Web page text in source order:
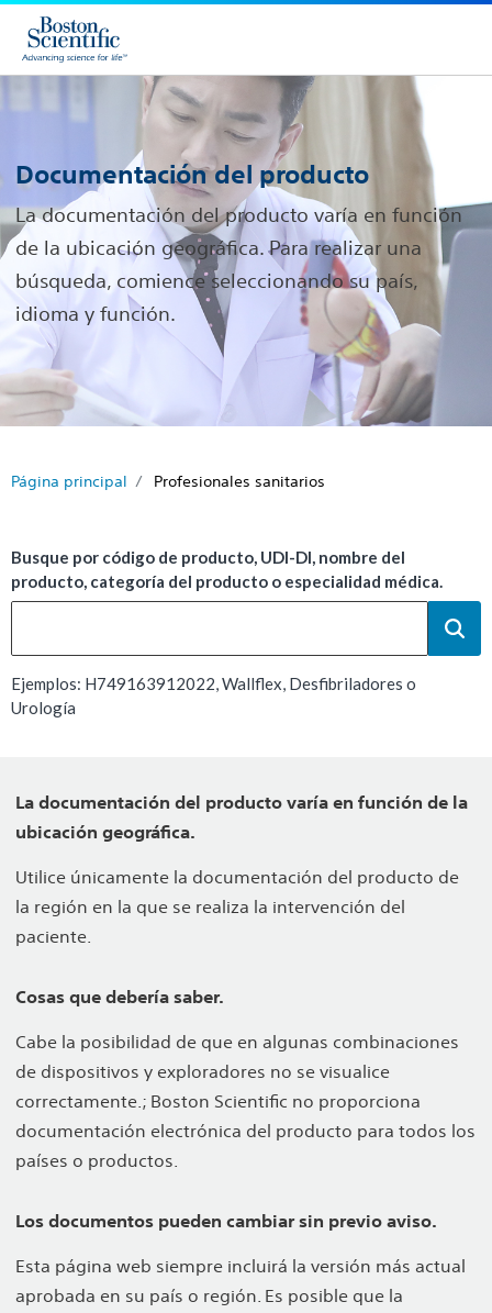
Documentación del producto
La documentación del producto varía en función
de la ubicación geográfica. Para realizar una
búsqueda, comience seleccionando su país,
idioma y función.
Página principal Profesionales sanitarios
Busque por código de producto, UDI-DI, nombre del
producto, categoría del producto o especialidad médica.
Ejemplos: H749163912022, Wallflex, Desfibriladores o
Urología
La documentación del producto varía en función de la
ubicación geográfica.
Utilice únicamente la documentación del producto de
la región en la que se realiza la intervención del
paciente.
Cosas que debería saber.
Cabe la posibilidad de que en algunas combinaciones
de dispositivos y exploradores no se visualice
correctamente.; Boston Scientific no proporciona
documentación electrónica del producto para todos los
países o productos.
Los documentos pueden cambiar sin previo aviso.
Esta página web siempre incluirá la versión más actual
aprobada en su país o región. Es posible que la